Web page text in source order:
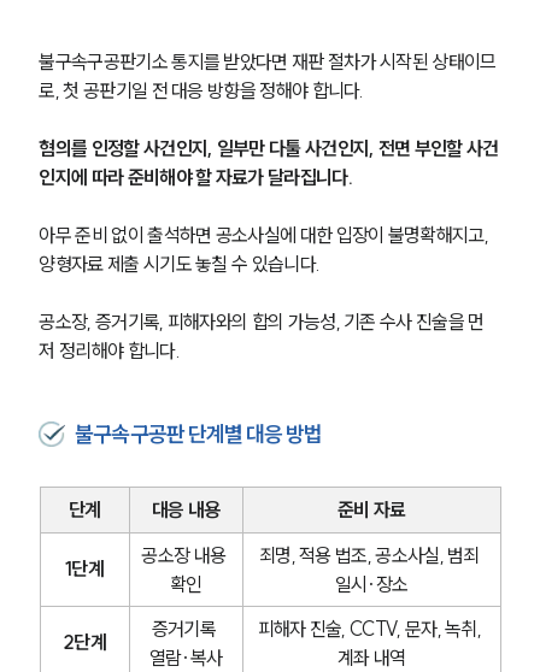
형사전문변호사
언론보도
법률 블로그
법률서식
뉴스레터/브로슈어
대륜법률상담예약
불구속구공판기소 통지를 받았다면 재판 절차가 시작된 상태이므
로, 첫 공판기일 전 대응 방향을 정해야 합니다.
혐의를 인정할 사건인지, 일부만 다툴 사건인지, 전면 부인할 사건
인지에 따라 준비해야 할 자료가 달라집니다.
아무 준비 없이 출석하면 공소사실에 대한 입장이 불명확해지고,
양형자료 제출 시기도 놓칠 수 있습니다.
공소장, 증거기록, 피해자와의 합의 가능성, 기존 수사 진술을 먼
저 정리해야 합니다.
불구속구공판 단계별 대응 방법
단계 대응 내용 준비 자료
1단계
공소장 내용
확인
죄명, 적용 법조, 공소사실, 범죄
일시·장소
2단계
증거기록
열람·복사
피해자 진술, CCTV, 문자, 녹취,
계좌 내역